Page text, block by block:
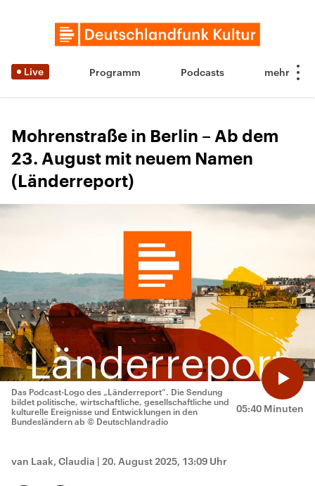
Live Programm Podcasts
Mohrenstraße in Berlin – Ab dem
23. August mit neuem Namen
(Länderreport)
05:40 Minuten
Das Podcast-Logo des „Länderreport“. Die Sendung
bildet politische, wirtschaftliche, gesellschaftliche und
kulturelle Ereignisse und Entwicklungen in den
Bundesländern ab © Deutschlandradio
van Laak, Claudia | 20. August 2025, 13:09 Uhr